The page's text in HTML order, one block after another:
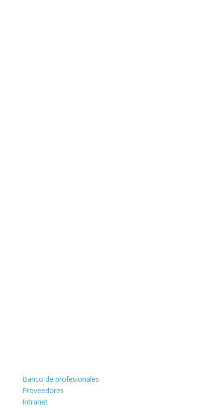
Banco de profesionales
Proveedores
Intranet